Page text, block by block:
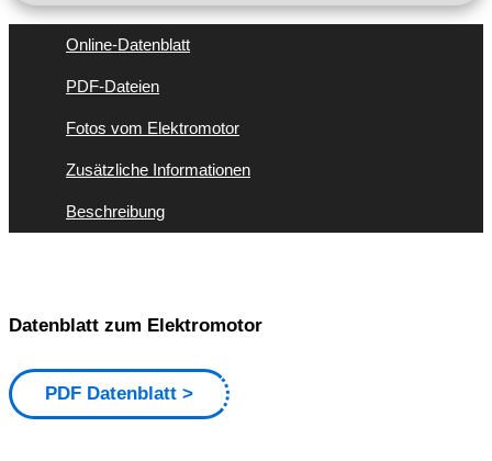
Online-Datenblatt
PDF-Dateien
Fotos vom Elektromotor
Zusätzliche Informationen
Beschreibung
Datenblatt zum Elektromotor
PDF Datenblatt